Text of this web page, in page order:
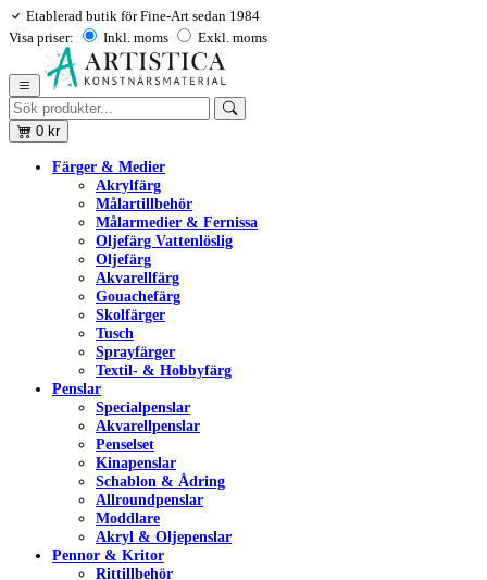
Etablerad butik för Fine-Art sedan 1984
Visa priser:
Inkl. moms Exkl. moms
0 kr
Färger & Medier
Akrylfärg
Målartillbehör
Målarmedier & Fernissa
Oljefärg Vattenlöslig
Oljefärg
Akvarellfärg
Gouachefärg
Skolfärger
Tusch
Sprayfärger
Textil- & Hobbyfärg
Penslar
Specialpenslar
Akvarellpenslar
Penselset
Kinapenslar
Schablon & Ådring
Allroundpenslar
Moddlare
Akryl & Oljepenslar
Pennor & Kritor
Rittillbehör